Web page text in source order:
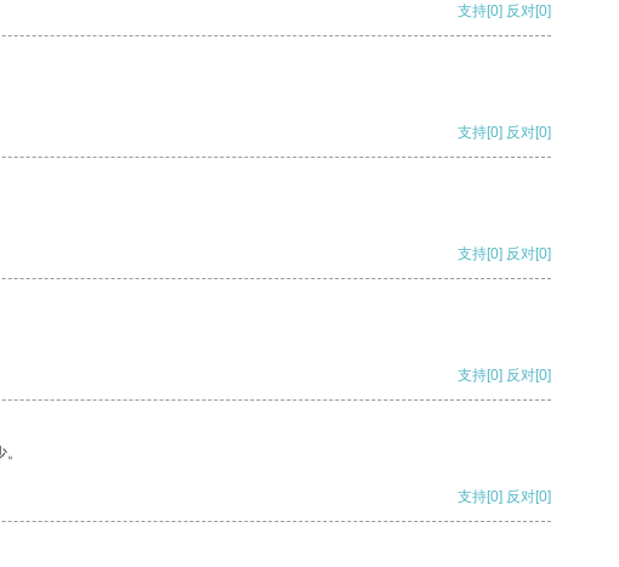
支持[0] 反对[0]
支持[0] 反对[0]
支持[0] 反对[0]
支持[0] 反对[0]
支持[0] 反对[0]